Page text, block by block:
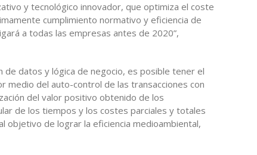
y tecnológico innovador, que optimiza el coste
cumplimiento normativo y eficiencia de
a todas las empresas antes de 2020”,
de datos y lógica de negocio, es posible tener el
medio del auto-control de las transacciones con
del valor positivo obtenido de los
de los tiempos y los costes parciales y totales
objetivo de lograr la eficiencia medioambiental,